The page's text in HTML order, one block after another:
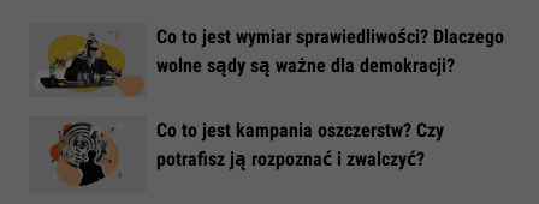
Co to jest wymiar sprawiedliwości? Dlaczego
wolne sądy są ważne dla demokracji?
​Co to jest kampania oszczerstw? Czy
potrafisz ją rozpoznać i zwalczyć?